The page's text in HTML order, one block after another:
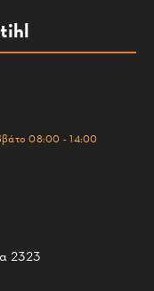
08:00 - 14:00
2323